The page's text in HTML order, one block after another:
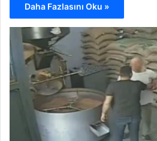
Daha Fazlasını Oku »